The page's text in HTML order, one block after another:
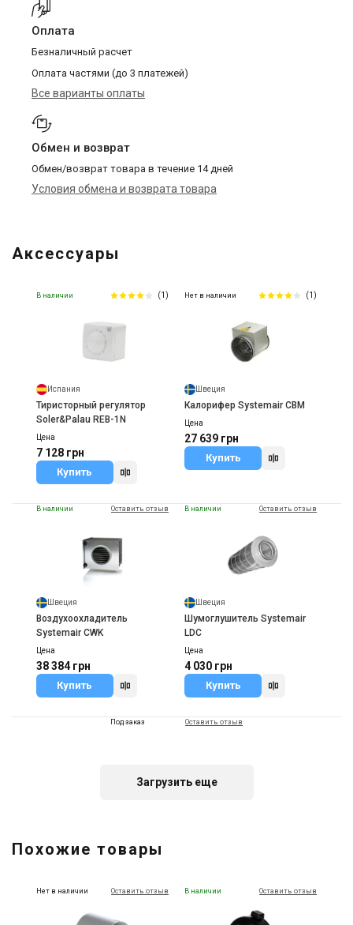
Оплата
Безналичный расчет
Оплата частями (до 3 платежей)
Все варианты оплаты
Обмен и возврат
Обмен/возврат товара в течение 14 дней
Условия обмена и возврата товара
Аксессуары
В наличии (1)
Испания
Тиристорный регулятор
Soler&Palau REB-1N
Цена
7 128 грн
Купить
Нет в наличии (1)
Швеция
Калорифер Systemair CBM
Цена
27 639 грн
Купить
В наличии Оставить отзыв
Швеция
Воздухоохладитель
Systemair CWK
Цена
38 384 грн
Купить
В наличии Оставить отзыв
Швеция
Шумоглушитель Systemair
LDC
Цена
4 030 грн
Купить
Под заказ Оставить отзыв
Systemair REE 050 TR0
Купить
Загрузить еще
Похожие товары
Нет в наличии Оставить отзыв В наличии Оставить отзыв